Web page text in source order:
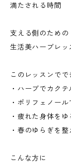
満たされる時間
支える側のための
生活美ハーブレッ
このレッスンでで
・ハーブでカク
・ポリフェノー
・疲れた身体を
・春のゆらぎを
こんな方に